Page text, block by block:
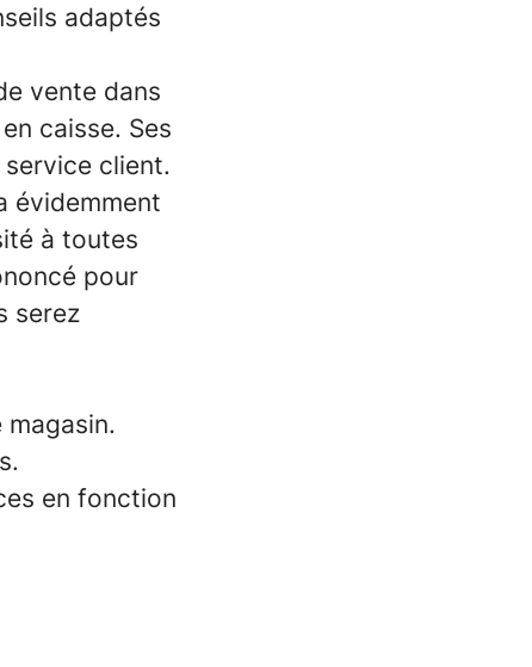
adaptés
vente dans
caisse. Ses
client.
évidemment
à toutes
pour
serez
en fonction